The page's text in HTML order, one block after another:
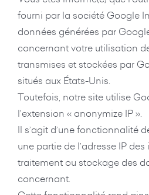
fourni par la société Google
données générées par
concernant votre utilisation
transmises et stockées par
situés aux États-Unis.
Toutefois, notre site utilise
l’extension « anonymize IP ».
Il s’agit d’une fonctionnalité
une partie de l’adresse IP
traitement ou stockage des
concernant.